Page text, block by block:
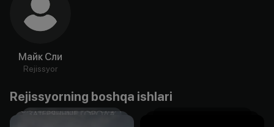
Майк Сли
Rejissyor
Rejissyorning boshqa ishlari